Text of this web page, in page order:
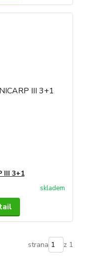
III 3+1
skladem
strana z 1